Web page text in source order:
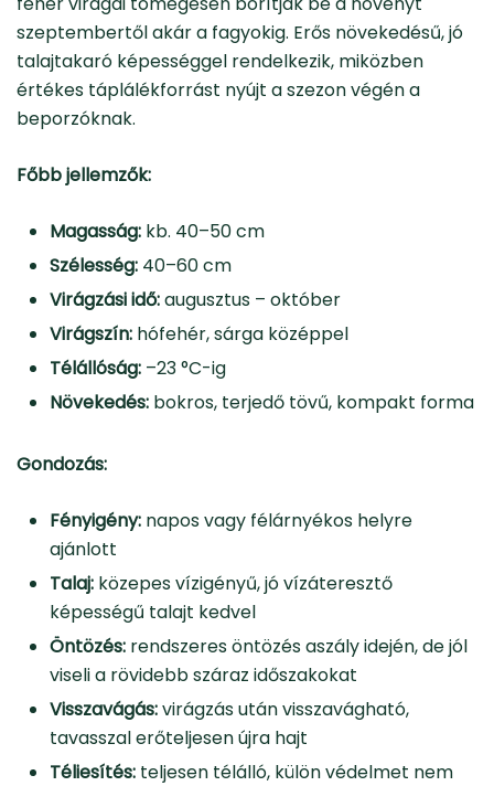
szeptembertől akár a fagyokig. Erős növekedésű, jó
talajtakaró képességgel rendelkezik, miközben
értékes táplálékforrást nyújt a szezon végén a
beporzóknak.
Főbb jellemzők:
Magasság: kb. 40–50 cm
Szélesség: 40–60 cm
Virágzási idő:augusztus – október
Virágszín: hófehér, sárga középpel
Télállóság: –23 °C-ig
Növekedés: bokros, terjedő tövű, kompakt forma
Gondozás:
Fényigény: napos vagy félárnyékos helyre
ajánlott
Talaj: közepes vízigényű, jó vízáteresztő
képességű talajt kedvel
Öntözés: rendszeres öntözés aszály idején, de jól
viseli a rövidebb száraz időszakokat
Visszavágás:virágzás után visszavágható,
tavasszal erőteljesen újra hajt
Téliesítés: teljesen télálló, külön védelmet nem